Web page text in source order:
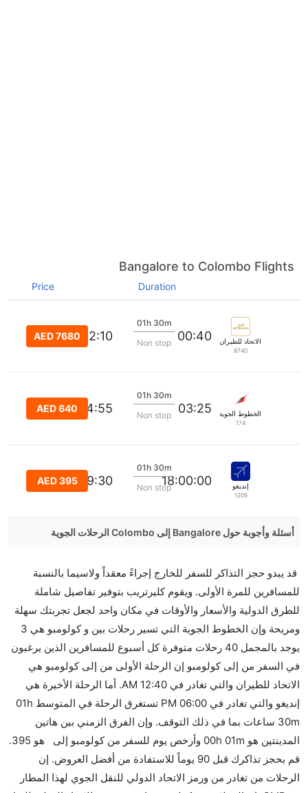
Bangalore to Colombo Flights
Duration
Price
الاتحاد للطيران
8740
00:40
01h 30m
Non stop
02:10
AED 7680
الخطوط الجوية السريلانكية
174
03:25
01h 30m
Non stop
04:55
AED 640
إنديغو
1205
18:00:00
01h 30m
Non stop
19:30
AED 395
أسئلة وأجوبة حول Bangalore إلى Colombo الرحلات الجوية
من إلىكولومبو مما تستغرقه الخطوط الجوية الأخرى؟
نعم. توفر كل من IndiGo أسرع رحلات الطيران على هذا
الطريق،
هل توفر شركات الطيران مساحة إضافية للنوم؟
كثير من خطوط طيران درجة رجال الأعمال توفر مساحة
إضافية للنوم.
هل يمكنني حمل طعامي الخاص؟
نعم، يمكنك حمل طعامك الخاص، و لكن يجب أن يكون معبئا
بشكل جيد.
هل سيقدم لي الكحول على متن رحلة من إلى كولومبو؟
لا تقدم شركة الطيران الكحول على متن رحلة داخلية. يتم
قد يبدو حجز التذاكر للسفر للخارج إجراءً معقداً ولاسيما بالنسبة
للمسافرين للمرة الأولى. ويقوم كليرتريب بتوفير تفاصيل شاملة
للطرق الدولية والأسعار والأوقات في مكان واحد لجعل تجربتك سهلة
ومريحة وإن الخطوط الجوية التي تسير رحلات بين و كولومبو هي 3
يوجد بالمجمل 40 رحلات متوفرة كل أسبوع للمسافرين الذين يرغبون
في السفر من إلى كولومبو إن الرحلة الأولى من إلى كولومبو هي
الاتحاد للطيران والتي تغادر في 12:40 AM. أما الرحلة الأخيرة هي
إنديغو والتي تغادر في 06:00 PM تستغرق الرحلة في المتوسط 01h
30m ساعات بما في ذلك التوقف. وإن الفرق الزمني بين هاتين
المدينتين هو 00h 01m وأرخص يوم للسفر من كولومبو إلى هو 395.
قم بحجز تذاكرك قبل 90 يوماً للاستفادة من أفضل العروض. إن
الرحلات من تغادر من ورمز الاتحاد الدولي للنقل الجوي لهذا المطار